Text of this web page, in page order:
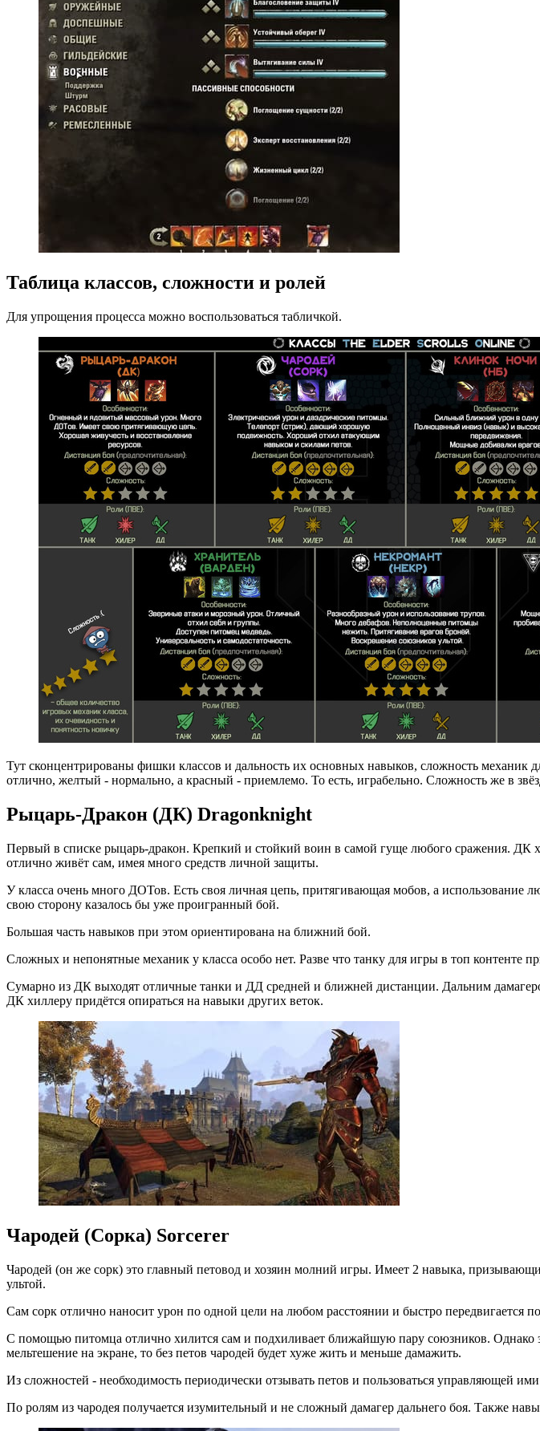
Таблица классов, сложности и ролей
Для упрощения процесса можно воспользоваться табличкой.
Тут сконцентрированы фишки классов и дальность их основных навыков, сложность
отлично, желтый - нормально, а красный - приемлемо. То есть, играбельно. Сложность же в
Рыцарь-Дракон (ДК) Dragonknight
Первый в списке рыцарь-дракон. Крепкий и стойкий воин в самой гуще любого сражения.
отлично живёт сам, имея много средств личной защиты.
У класса очень много ДОТов. Есть своя личная цепь, притягивающая мобов, а использование
свою сторону казалось бы уже проигранный бой.
Большая часть навыков при этом ориентирована на ближний бой.
Сложных и непонятные механик у класса особо нет. Разве что танку для игры в топ контенте
Сумарно из ДК выходят отличные танки и ДД средней и ближней дистанции. Дальним
ДК хиллеру придётся опираться на навыки других веток.
Чародей (Сорка) Sorcerer
Чародей (он же сорк) это главный петовод и хозяин молний игры. Имеет 2 навыка,
ультой.
Сам сорк отлично наносит урон по одной цели на любом расстоянии и быстро передвигается
С помощью питомца отлично хилится сам и подхиливает ближайшую пару союзников. Однако
мельтешение на экране, то без петов чародей будет хуже жить и меньше дамажить.
Из сложностей - необходимость периодически отзывать петов и пользоваться управляющей
По ролям из чародея получается изумительный и не сложный дамагер дальнего боя. Также